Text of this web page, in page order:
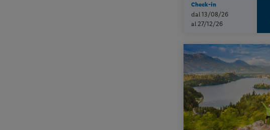
Check-in
dal 13/08/26
al 27/12/26